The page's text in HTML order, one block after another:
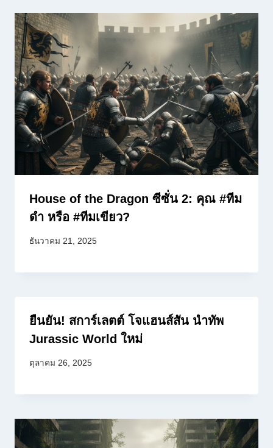
House of the Dragon ซีซั่น 2: คุณ #ทีม
ดำ หรือ #ทีมเขียว?
ธันวาคม 21, 2025
ยืนยัน! สการ์เลตต์ โจแฮนส์สัน นำทัพ
Jurassic World ใหม่
ตุลาคม 26, 2025